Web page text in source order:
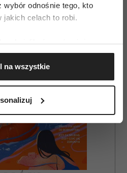
wybór odnośnie tego, kto
jakich celach to robi.
chcielibyśmy również:
Twojej lokalizacji
nawet do kilku metrów
urządzenie, aktywnie
odcisk palca)
ustaw własne preferencje w
plików cookie możesz
zgodę w dowolnej chwili.
na wszystkie